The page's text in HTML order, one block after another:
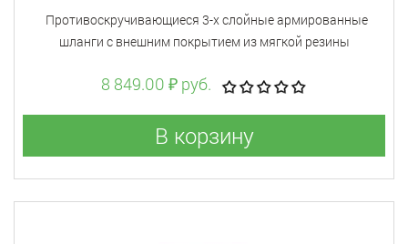
Противоскручивающиеся 3-х слойные армированные
шланги с внешним покрытием из мягкой резины
8 849.00 ₽ руб.
В корзину